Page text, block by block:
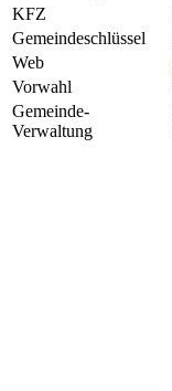
KFZ
Gemeindeschlüssel
Web
Vorwahl
Gemeinde-
Verwaltung